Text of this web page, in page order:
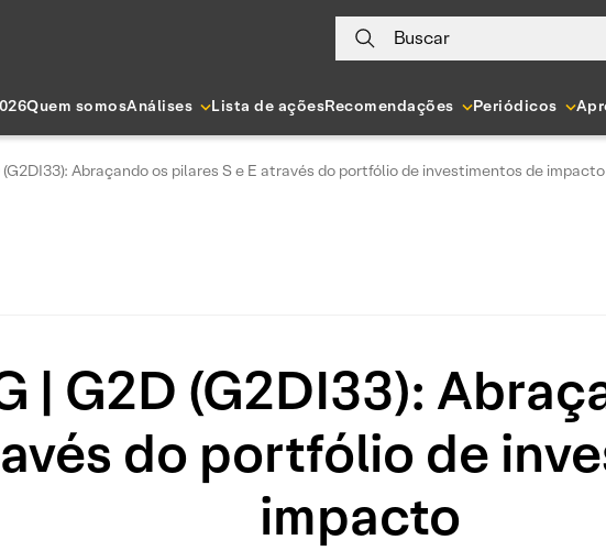
Buscar
Quem somosAnálises Lista de açõesRecomendações Periódicos
(G2DI33): Abraçando os pilares S e E através do portfólio de investimentos de impacto
| G2D (G2DI33):
do portfólio de
impacto